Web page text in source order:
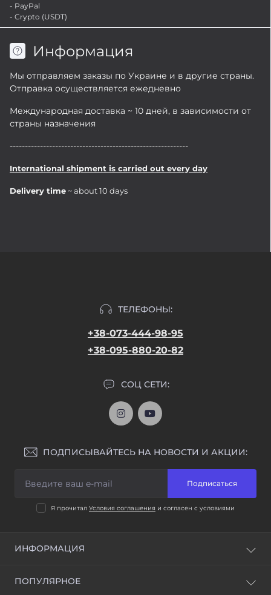
- PayPal
- Crypto (USDT)
Информация
Мы отправляем заказы по Украине и в другие страны.
Отправка осуществляется ежедневно
Международная доставка ~ 10 дней, в зависимости от
страны назначения
-----------------------------------------------------------
International shipment is carried out every day
Delivery time ~ about 10 days
ТЕЛЕФОНЫ:
+38-073-444-98-95
+38-095-880-20-82
СОЦ СЕТИ:
ПОДПИСЫВАЙТЕСЬ НА НОВОСТИ И АКЦИИ:
Подписаться
Я прочитал Условия соглашения и согласен с условиями
ИНФОРМАЦИЯ
Условия соглашения
ПОПУЛЯРНОЕ